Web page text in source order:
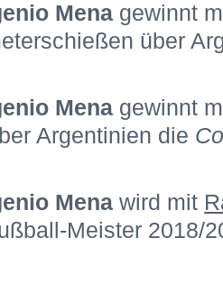
Mena gewinnt
über
Mena gewinnt
Argentinien die
Mena wird mit
Meister 2018/